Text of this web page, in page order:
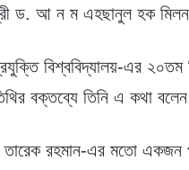
ড. আ ন ম এহছানুল হক
বিশ্ববিদ্যালয়-এর ২০তম
বক্তব্যে তিনি এ কথা
রহমান-এর মতো একজন